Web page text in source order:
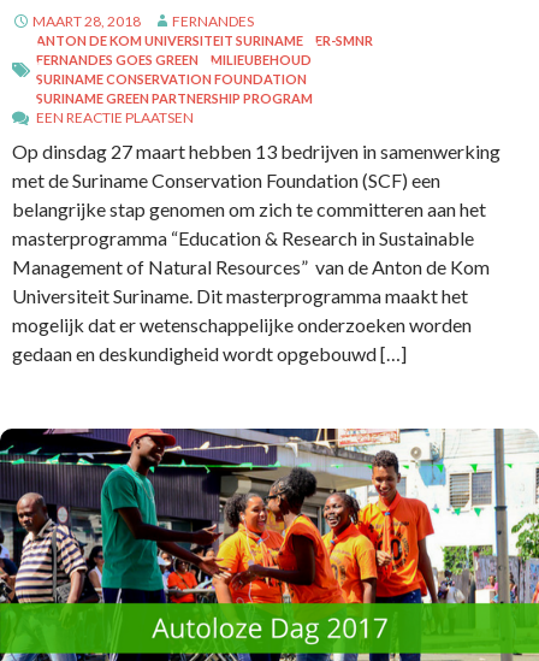
MAART 28, 2018 FERNANDES
ANTON DE KOM UNIVERSITEIT SURINAME
ER-SMNR
FERNANDES GOES GREEN
MILIEUBEHOUD
SURINAME CONSERVATION FOUNDATION
SURINAME GREEN PARTNERSHIP PROGRAM
EEN REACTIE PLAATSEN
Op dinsdag 27 maart hebben 13 bedrijven in samenwerking
met de Suriname Conservation Foundation (SCF) een
belangrijke stap genomen om zich te committeren aan het
masterprogramma “Education & Research in Sustainable
Management of Natural Resources” van de Anton de Kom
Universiteit Suriname. Dit masterprogramma maakt het
mogelijk dat er wetenschappelijke onderzoeken worden
gedaan en deskundigheid wordt opgebouwd […]